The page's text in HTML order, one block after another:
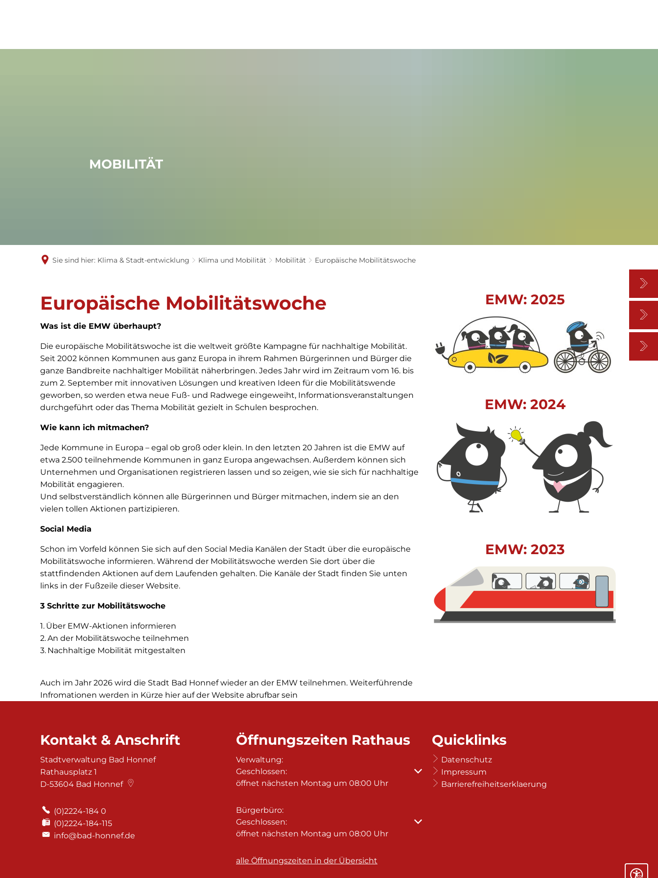
MOBILITÄT
Sie sind hier: Klima & Stadt-entwicklung Klima und Mobilität Mobilität Europäische Mobilitätswoche
Europäische Mobilitätswoche
Was ist die EMW überhaupt?
Die europäische Mobilitätswoche ist die weltweit größte Kampagne für nachhaltige Mobilität.
Seit 2002 können Kommunen aus ganz Europa in ihrem Rahmen Bürgerinnen und Bürger die
ganze Bandbreite nachhaltiger Mobilität näherbringen. Jedes Jahr wird im Zeitraum vom 16. bis
zum 2. September mit innovativen Lösungen und kreativen Ideen für die Mobilitätswende
geworben, so werden etwa neue Fuß- und Radwege eingeweiht, Informationsveranstaltungen
durchgeführt oder das Thema Mobilität gezielt in Schulen besprochen.
Wie kann ich mitmachen?
Jede Kommune in Europa – egal ob groß oder klein. In den letzten 20 Jahren ist die EMW auf
etwa 2.500 teilnehmende Kommunen in ganz Europa angewachsen. Außerdem können sich
Unternehmen und Organisationen registrieren lassen und so zeigen, wie sie sich für nachhaltige
Mobilität engagieren.
Und selbstverständlich können alle Bürgerinnen und Bürger mitmachen, indem sie an den
vielen tollen Aktionen partizipieren.
Social Media
Schon im Vorfeld können Sie sich auf den Social Media Kanälen der Stadt über die europäische
Mobilitätswoche informieren. Während der Mobilitätswoche werden Sie dort über die
stattfindenden Aktionen auf dem Laufenden gehalten. Die Kanäle der Stadt finden Sie unten
links in der Fußzeile dieser Website.
3 Schritte zur Mobilitätswoche
Über EMW-Aktionen informieren
An der Mobilitätswoche teilnehmen
Nachhaltige Mobilität mitgestalten
Auch im Jahr 2026 wird die Stadt Bad Honnef wieder an der EMW teilnehmen. Weiterführende
Infromationen werden in Kürze hier auf der Website abrufbar sein
EMW: 2025
EMW: 2024
EMW: 2023
Kontakt & Anschrift
Stadtverwaltung Bad Honnef
Rathausplatz 1
D-53604 Bad Honnef
(0)2224-184 0
(0)2224-184-115
info@bad-honnef.de
Öffnungszeiten Rathaus
Verwaltung:
Klicken, um weitere Öffnungs- oder Schließzeiten auszublenden
Geschlossen:
öffnet nächsten Montag um 08:00 Uhr
Bürgerbüro:
Klicken, um weitere Öffnungs- oder Schließzeiten auszublenden
Geschlossen:
öffnet nächsten Montag um 08:00 Uhr
alle Öffnungszeiten in der Übersicht
Quicklinks
Datenschutz
Impressum
Barrierefreiheitserklaerung